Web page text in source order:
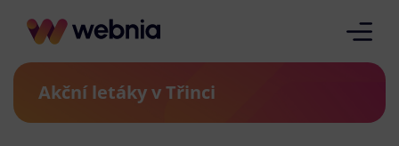
Akční letáky v Třinci